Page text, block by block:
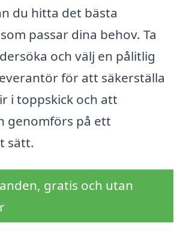
du hitta det bästa
passar dina behov. Ta
och välj en pålitlig
för att säkerställa
i toppskick och att
genomförs på ett
sätt.
gratis och utan